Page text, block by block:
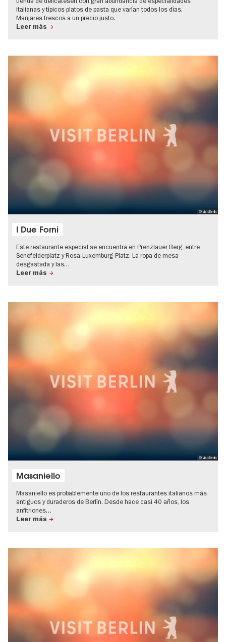
italianas y típicos platos de pasta que varían todos los días.
Manjares frescos a un precio justo.
Leer más
© visitBerlin
I Due Forni
Este restaurante especial se encuentra en Prenzlauer Berg, entre
Senefelderplatz y Rosa-Luxemburg-Platz. La ropa de mesa
desgastada y las…
Leer más
© visitBerlin
Masaniello
Masaniello es probablemente uno de los restaurantes italianos más
antiguos y duraderos de Berlín. Desde hace casi 40 años, los
anfitriones…
Leer más